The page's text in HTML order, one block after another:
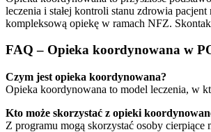
leczenia i stałej kontroli stanu zdrowia
kompleksową opiekę w ramach NFZ.
FAQ – Opieka koordynowana w
Czym jest opieka koordynowana?
Opieka koordynowana to model leczenia, w
Kto może skorzystać z opieki
Z programu mogą skorzystać osoby